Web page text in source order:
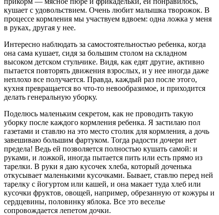
кушает с удовольствием. Очень любит малышка творожок. В
процессе кормления мы участвуем вдвоем: одна ложка у меня
в руках, другая у нее.
Интересно наблюдать за самостоятельностью ребенка, когда
она сама кушает, сидя за большим столом на складном
высоком детском стульчике. Видя, как едят другие, активно
пытается повторять движения взрослых, и у нее иногда даже
неплохо все получается. Правда, каждый раз после этого,
кухня превращается во что-то невообразимое, и приходится
делать генеральную уборку.
Поделюсь маленьким секретом, как не проводить такую
уборку после каждого кормления ребенка. Я застилаю пол
газетами и ставлю на это место столик для кормления, а дочь
завешиваю большим фартуком. Тогда радости дочери нет
предела! Ведь ей позволяется полностью кушать самой: и
руками, и ложкой, иногда пытается пить или есть прямо из
тарелки. В руки я даю кусочек хлеба, который доченька
откусывает маленькими кусочками. Бывает, ставлю перед ней
тарелку с йогуртом или кашей, и она макает туда хлеб или
кусочки фруктов, овощей, например, обрезанную от кожуры и
сердцевины, половинку яблока. Все это веселье
сопровождается лепетом дочки.